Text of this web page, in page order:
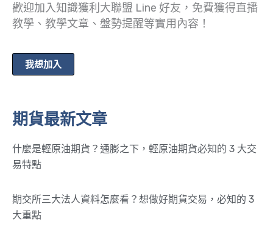
歡迎加入知識獲利大聯盟 Line 好友，免費獲得直播
教學、教學文章、盤勢提醒等實用內容！
我想加入
期貨最新文章
什麼是輕原油期貨？通膨之下，輕原油期貨必知的 3 大交
易特點
期交所三大法人資料怎麼看？想做好期貨交易，必知的 3
大重點